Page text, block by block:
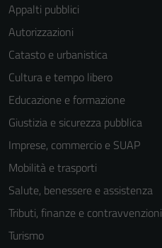
Appalti pubblici
Autorizzazioni
Catasto e urbanistica
Cultura e tempo libero
Educazione e formazione
Giustizia e sicurezza pubblica
Imprese, commercio e SUAP
Mobilità e trasporti
Salute, benessere e assistenza
Tributi, finanze e contravvenzioni
Turismo